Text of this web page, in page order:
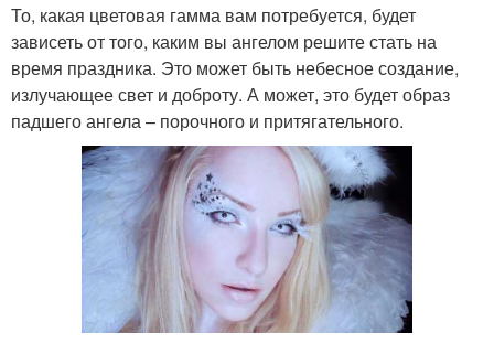
То, какая цветовая гамма вам потребуется, будет
зависеть от того, каким вы ангелом решите стать на
время праздника. Это может быть небесное создание,
излучающее свет и доброту. А может, это будет образ
падшего ангела – порочного и притягательного.